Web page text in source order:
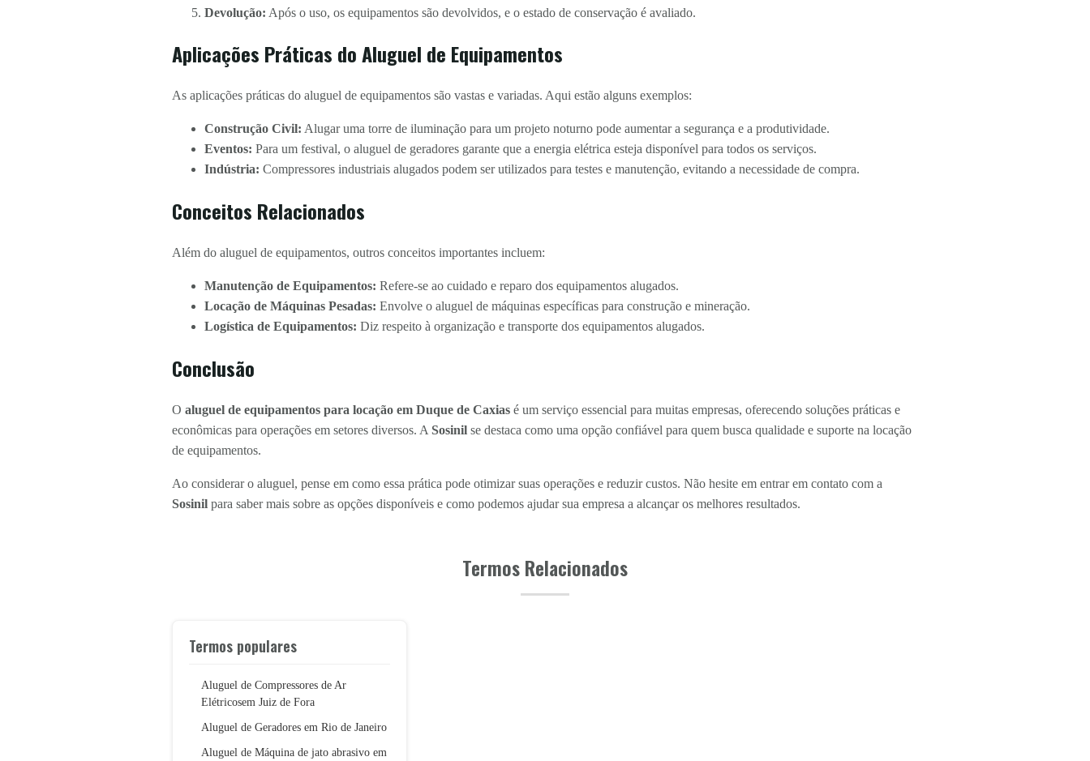
Devolução: Após o uso, os equipamentos são devolvidos, e o estado de conservação é avaliado.
Aplicações Práticas do Aluguel de Equipamentos
As aplicações práticas do aluguel de equipamentos são vastas e variadas. Aqui estão alguns exemplos:
Construção Civil: Alugar uma torre de iluminação para um projeto noturno pode aumentar a segurança e a produtividade.
Eventos: Para um festival, o aluguel de geradores garante que a energia elétrica esteja disponível para todos os serviços.
Indústria: Compressores industriais alugados podem ser utilizados para testes e manutenção, evitando a necessidade de compra.
Conceitos Relacionados
Além do aluguel de equipamentos, outros conceitos importantes incluem:
Manutenção de Equipamentos: Refere-se ao cuidado e reparo dos equipamentos alugados.
Locação de Máquinas Pesadas: Envolve o aluguel de máquinas específicas para construção e mineração.
Logística de Equipamentos: Diz respeito à organização e transporte dos equipamentos alugados.
Conclusão
O aluguel de equipamentos para locação em Duque de Caxias é um serviço essencial para muitas empresas, oferecendo soluções práticas e
econômicas para operações em setores diversos. A Sosinil se destaca como uma opção confiável para quem busca qualidade e suporte na locação
de equipamentos.
Ao considerar o aluguel, pense em como essa prática pode otimizar suas operações e reduzir custos. Não hesite em entrar em contato com a
Sosinil para saber mais sobre as opções disponíveis e como podemos ajudar sua empresa a alcançar os melhores resultados.
Termos Relacionados
Termos populares
Aluguel de Compressores de Ar
Elétricosem Juiz de Fora
Aluguel de Geradores em Rio de Janeiro
Aluguel de Máquina de jato abrasivo em